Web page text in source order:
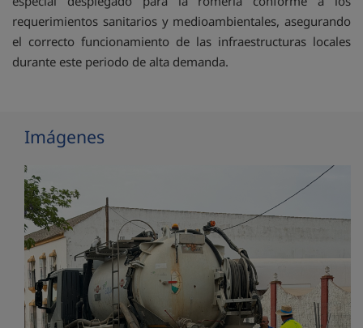
requerimientos sanitarios y medioambientales, asegurando
el correcto funcionamiento de las infraestructuras locales
durante este periodo de alta demanda.
Imágenes